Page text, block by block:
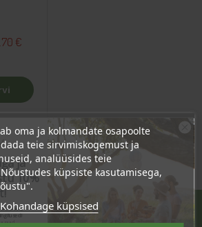
€
oma ja kolmandate osapoolte
teie sirvimiskogemust ja
analüüsides teie
küpsiste kasutamisega,
Kohandage küpsised
ja
10%
saad